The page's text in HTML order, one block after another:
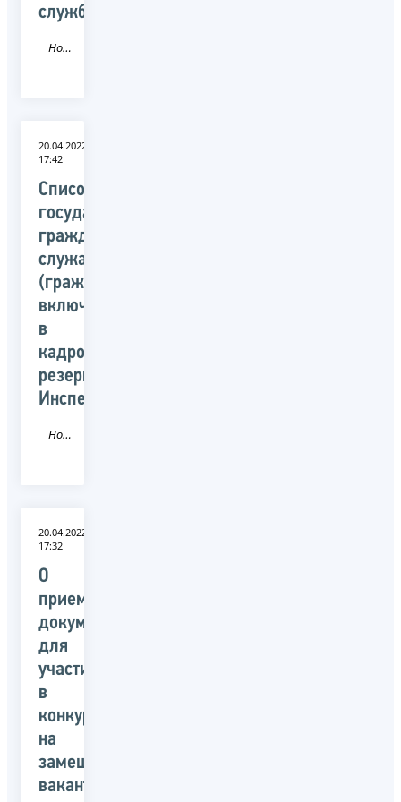
службы
Новость
20.04.2022
17:42
Список
государственных
гражданских
служащих
(граждан),
включенных
в
кадровый
резерв
Инспекции
Новость
20.04.2022
17:32
О
приеме
документов
для
участия
в
конкурсе
на
замещение
вакантных